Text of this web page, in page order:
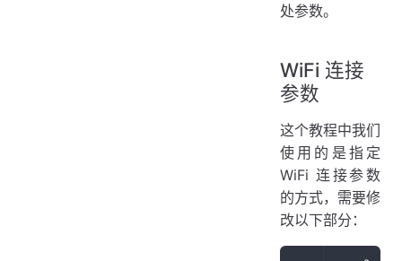
处参数。
WiFi 连接
参数
这个教程中我们
使用的是指定
WiFi 连接参数
的方式，需要修
改以下部分：